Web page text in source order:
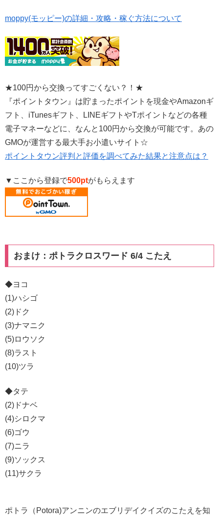
moppy(モッピー)の詳細・攻略・稼ぐ方法について
★100円から交換ってすごくない？！★
『ポイントタウン』は貯まったポイントを現金やAmazonギ
フト、iTunesギフト、LINEギフトやTポイントなどの各種
電子マネーなどに、なんと100円から交換が可能です。あの
GMOが運営する最大手お小遣いサイト☆
ポイントタウン評判と評価を調べてみた結果と注意点は？
▼ここから登録で500ptがもらえます
おまけ：ポトラクロスワード 6/4 こたえ
◆ヨコ
(1)ハシゴ
(2)ドク
(3)ナマニク
(5)ロウソク
(8)ラスト
(10)ツラ
◆タテ
(2)ドナベ
(4)シロクマ
(6)ゴウ
(7)ニラ
(9)ソックス
(11)サクラ
ポトラ（Potora)アンニンのエブリデイクイズのこたえを知